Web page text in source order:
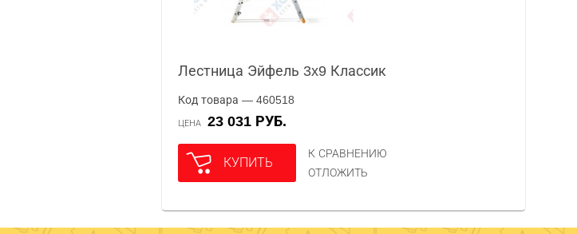
Лестница Эйфель 3x9 Классик
Код товара — 460518
ЦЕНА 23 031 РУБ.
КУПИТЬ
К СРАВНЕНИЮ
ОТЛОЖИТЬ